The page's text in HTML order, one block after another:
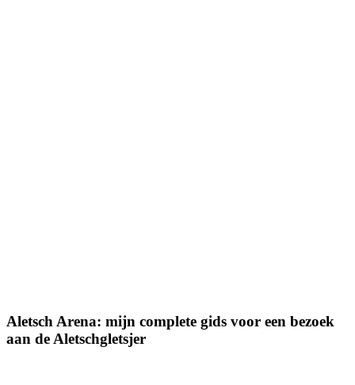
Aletsch Arena: mijn complete gids voor een bezoek
aan de Aletschgletsjer